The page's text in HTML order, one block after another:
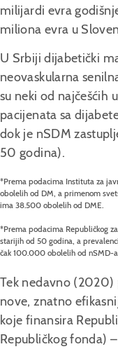
milijardi evra
miliona evra u
U Srbiji dijabetički
neovaskularna
su neki od najčešćih
pacijenata sa
dok je nSDM
50 godina).
*Prema podacima Instituta za
obolelih od DM, a primenom
ima 38.500 obolelih od DME.
*Prema podacima Republičkog
starijih od 50 godina, a
čak 100.000 obolelih od nSMD-
Tek nedavno (2020)
nove, znatno
koje finansira
Republičkog fonda)